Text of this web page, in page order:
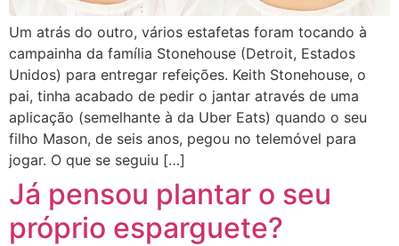
Um atrás do outro, vários estafetas foram tocando à
campainha da família Stonehouse (Detroit, Estados
Unidos) para entregar refeições. Keith Stonehouse, o
pai, tinha acabado de pedir o jantar através de uma
aplicação (semelhante à da Uber Eats) quando o seu
filho Mason, de seis anos, pegou no telemóvel para
jogar. O que se seguiu […]
Já pensou plantar o seu
próprio esparguete?